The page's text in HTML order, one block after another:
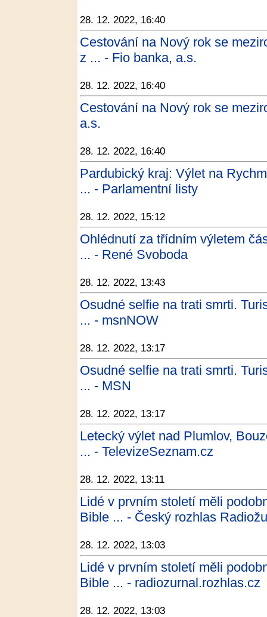
28. 12. 2022, 16:40
Cestování na Nový rok se
z ... - Fio banka, a.s.
28. 12. 2022, 16:40
Cestování na Nový rok se
a.s.
28. 12. 2022, 16:40
Pardubický kraj: Výlet na
... - Parlamentní listy
28. 12. 2022, 15:12
Ohlédnutí za třídním výletem
... - René Svoboda
28. 12. 2022, 13:43
Osudné selfie na trati smrti.
... - msnNOW
28. 12. 2022, 13:17
Osudné selfie na trati smrti.
... - MSN
28. 12. 2022, 13:17
Letecký výlet nad Plumlov,
... - TelevizeSeznam.cz
28. 12. 2022, 13:11
Lidé v prvním století měli
Bible ... - Český rozhlas
28. 12. 2022, 13:03
Lidé v prvním století měli
Bible ... - radiozurnal.rozhlas.cz
28. 12. 2022, 13:03